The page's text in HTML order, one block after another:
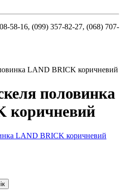
58-16, (099) 357-82-27, (068) 707-
LAND BRICK коричневий
половинка
коричневий